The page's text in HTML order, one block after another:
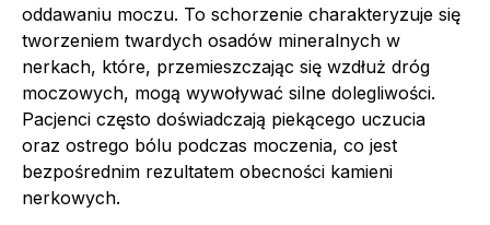
oddawaniu moczu. To schorzenie charakteryzuje się
tworzeniem twardych osadów mineralnych w
nerkach, które, przemieszczając się wzdłuż dróg
moczowych, mogą wywoływać silne dolegliwości.
Pacjenci często doświadczają piekącego uczucia
oraz ostrego bólu podczas moczenia, co jest
bezpośrednim rezultatem obecności kamieni
nerkowych.